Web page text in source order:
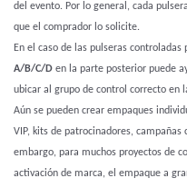
del evento. Por lo general, cada
que el comprador lo solicite.
En el caso de las pulseras controladas
A/B/C/D en la parte posterior puede
ubicar al grupo de control correcto en
Aún se pueden crear empaques
VIP, kits de patrocinadores,
embargo, para muchos proyectos de
activación de marca, el empaque a